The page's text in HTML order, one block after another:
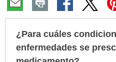
¿Para cuáles
enfermedades se